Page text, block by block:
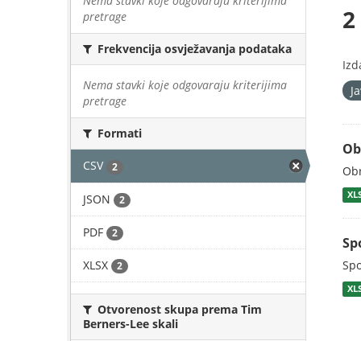
pretrage
Frekvencija osvježavanja podataka
Nema stavki koje odgovaraju kriterijima
pretrage
Formati
CSV 2
JSON 2
PDF 2
XLSX 2
Otvorenost skupa prema Tim
Berners-Lee skali
2